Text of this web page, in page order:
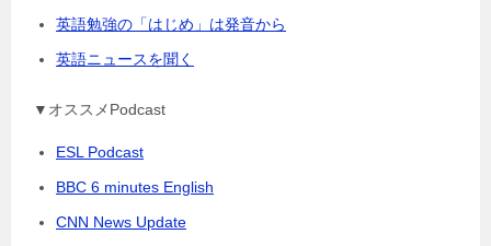
英語勉強の「はじめ」は発音から
英語ニュースを聞く
▼オススメPodcast
ESL Podcast
BBC 6 minutes English
CNN News Update